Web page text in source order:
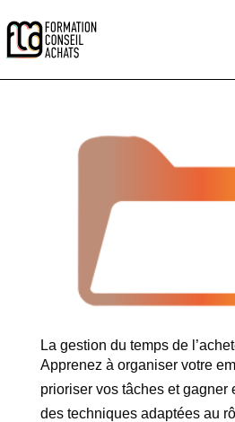
La gestion du temps de
Apprenez à organiser votre
prioriser vos tâches et gagner
des techniques adaptées au